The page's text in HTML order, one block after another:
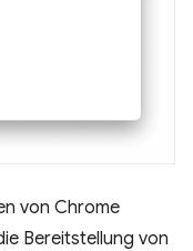
von Chrome
Bereitstellung von